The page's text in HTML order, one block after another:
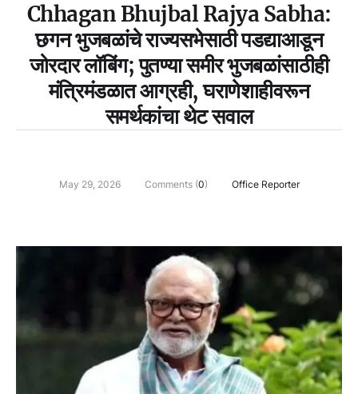
Chhagan Bhujbal Rajya Sabha:
छगन भुजबळांचे राज्यसभेसाठी पडद्याआडून
जोरदार लॉबिंग; पुतण्या समीर भुजबळांसाठीही
मंत्रिमंडळात आग्रही, घराणेशाहीवरून
समर्थकांचा थेट सवाल
May 29, 2026 Comments (0) Office Reporter